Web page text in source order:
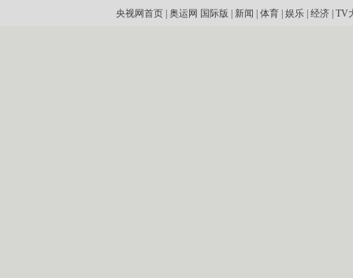
央视网首页| 奥运网 国际版 新闻 体育| 娱乐| 经济| TV